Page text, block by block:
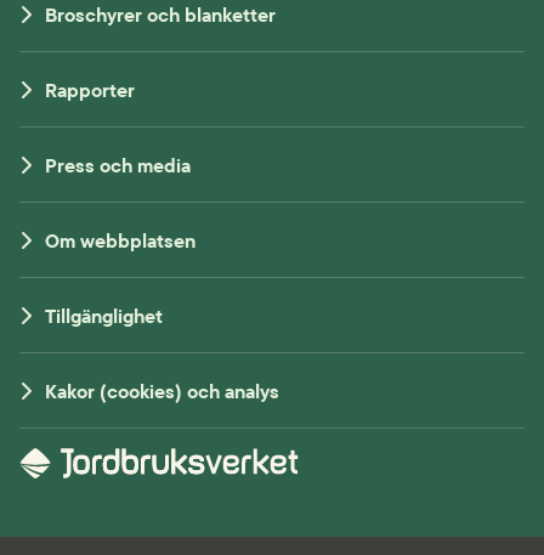
Broschyrer och blanketter
Rapporter
Press och media
Om webbplatsen
Tillgänglighet
Kakor (cookies) och analys